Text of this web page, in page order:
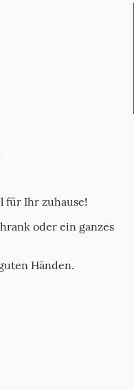
für Ihr zuhause!
oder ein ganzes
Händen.